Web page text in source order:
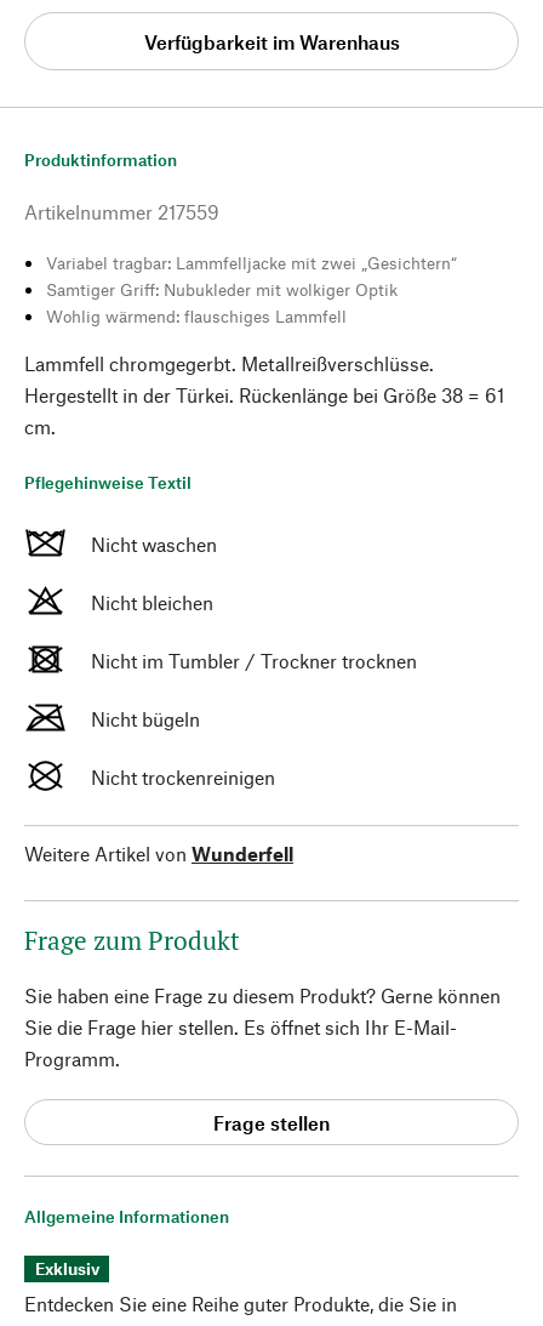
Verfügbarkeit im Warenhaus
Allgemeine Informationen
Exklusiv
Entdecken Sie eine Reihe guter Produkte, die Sie in
Produktinformation
Artikelnummer 217559
Variabel tragbar: Lammfelljacke mit zwei „Gesichtern“
Samtiger Griff: Nubukleder mit wolkiger Optik
Wohlig wärmend: flauschiges Lammfell
Lammfell chromgegerbt. Metallreißverschlüsse.
Hergestellt in der Türkei. Rückenlänge bei Größe 38 = 61
cm.
Pflegehinweise Textil
Nicht waschen
Nicht bleichen
Nicht im Tumbler / Trockner trocknen
Nicht bügeln
Nicht trockenreinigen
Weitere Artikel von Wunderfell
Frage zum Produkt
Sie haben eine Frage zu diesem Produkt? Gerne können
Sie die Frage hier stellen. Es öffnet sich Ihr E-Mail-
Programm.
Frage stellen